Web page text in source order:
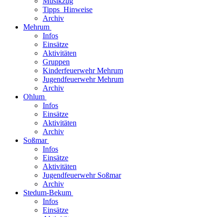
Tipps_Hinweise
Archiv
Mehrum
Infos
Einsätze
Aktivitäten
Gruppen
Kinderfeuerwehr Mehrum
Jugendfeuerwehr Mehrum
Archiv
Ohlum
Infos
Einsätze
Aktivitäten
Archiv
Soßmar
Infos
Einsätze
Aktivitäten
Jugendfeuerwehr Soßmar
Archiv
Stedum-Bekum
Infos
Einsätze